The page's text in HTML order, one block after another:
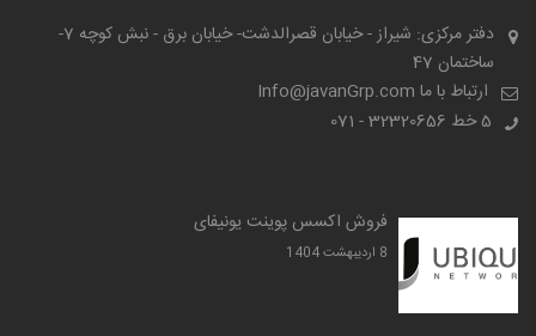
دفتر مرکزی: شیراز - خیابان قصرالدشت- خیابان برق - نبش کوچه 7-
ساختمان 47
ارتباط با ما Info@javanGrp.com
5 خط
32320656 - 071
فروش اکسس پوینت یونیفای
8 ارديبهشت 1404